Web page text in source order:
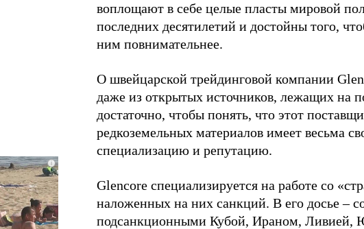
воплощают в себе целые пласты мировой
последних десятилетий и достойны того,
ним повнимательнее.
О швейцарской трейдинговой компании
даже из открытых источников, лежащих на
достаточно, чтобы понять, что этот
редкоземельных материалов имеет весьма
специализацию и репутацию.
Glencore специализируется на работе со
наложенных на них санкций. В его досье –
подсанкционными Кубой, Ираном, Ливией,